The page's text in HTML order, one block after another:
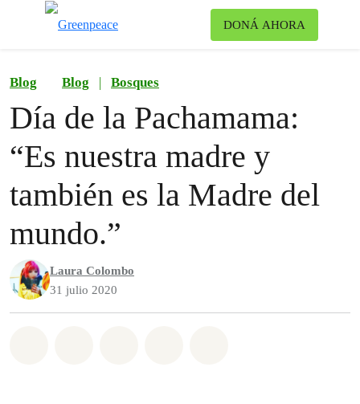
DONÁ AHORA
Blog Blog | Bosques
Día de la Pachamama:
“Es nuestra madre y
también es la Madre del
mundo.”
Laura Colombo
31 julio 2020